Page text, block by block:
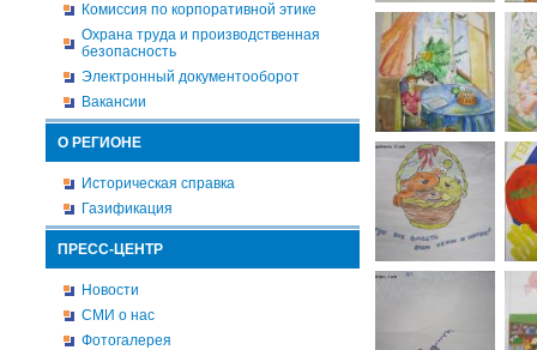
Комиссия по корпоративной этике
Охрана труда и производственная
безопасность
Электронный документооборот
Вакансии
О РЕГИОНЕ
Историческая справка
Газификация
ПРЕСС-ЦЕНТР
Новости
СМИ о нас
Фотогалерея